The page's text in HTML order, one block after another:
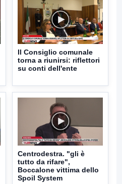
Il Consiglio comunale
torna a riunirsi: riflettori
su conti dell'ente
Centrodestra. "gli è
tutto da rifare",
Boccalone vittima dello
Spoil System